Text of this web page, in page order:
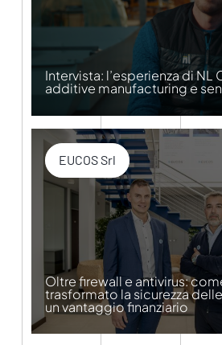
Intervista: l’esperienza di NL
additive manufacturing e
EUCOS Srl
Oltre firewall e antivirus:
trasformato la sicurezza
un vantaggio finanziario